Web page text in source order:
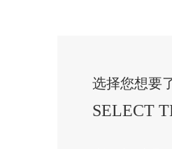
选择您想要
SELECT